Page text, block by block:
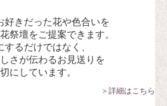
好きだった花や色合いを
祭壇をご提案できます。
するだけではなく、
さが伝わるお見送りを
にしています。
＞詳細はこちら